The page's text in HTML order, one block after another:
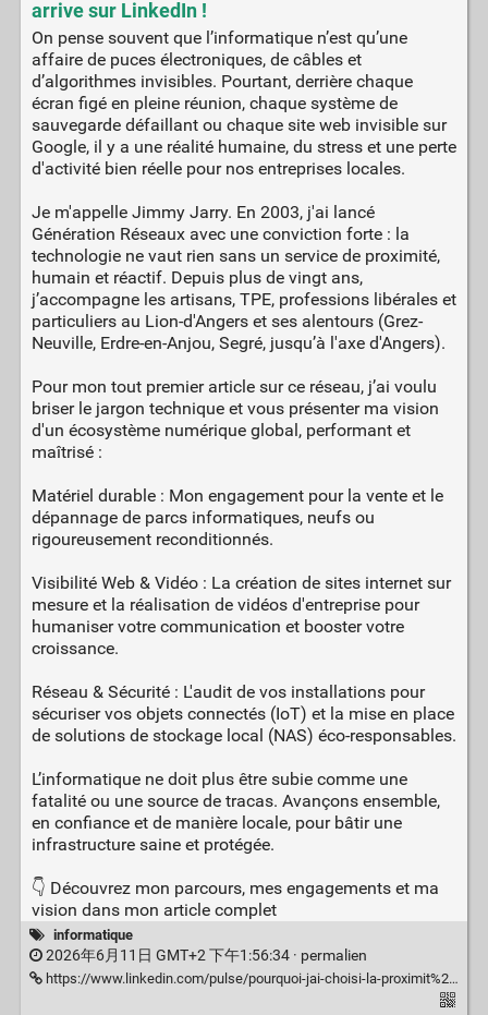
arrive sur LinkedIn !
On pense souvent que l’informatique n’est qu’une
affaire de puces électroniques, de câbles et
d’algorithmes invisibles. Pourtant, derrière chaque
écran figé en pleine réunion, chaque système de
sauvegarde défaillant ou chaque site web invisible sur
Google, il y a une réalité humaine, du stress et une perte
d'activité bien réelle pour nos entreprises locales.
Je m'appelle Jimmy Jarry. En 2003, j'ai lancé
Génération Réseaux avec une conviction forte : la
technologie ne vaut rien sans un service de proximité,
humain et réactif. Depuis plus de vingt ans,
j’accompagne les artisans, TPE, professions libérales et
particuliers au Lion-d'Angers et ses alentours (Grez-
Neuville, Erdre-en-Anjou, Segré, jusqu’à l'axe d'Angers).
Pour mon tout premier article sur ce réseau, j’ai voulu
briser le jargon technique et vous présenter ma vision
d'un écosystème numérique global, performant et
maîtrisé :
Matériel durable : Mon engagement pour la vente et le
dépannage de parcs informatiques, neufs ou
rigoureusement reconditionnés.
Visibilité Web & Vidéo : La création de sites internet sur
mesure et la réalisation de vidéos d'entreprise pour
humaniser votre communication et booster votre
croissance.
Réseau & Sécurité : L'audit de vos installations pour
sécuriser vos objets connectés (IoT) et la mise en place
de solutions de stockage local (NAS) éco-responsables.
L’informatique ne doit plus être subie comme une
fatalité ou une source de tracas. Avançons ensemble,
en confiance et de manière locale, pour bâtir une
infrastructure saine et protégée.
👇 Découvrez mon parcours, mes engagements et ma
vision dans mon article complet
informatique
2026年6月11日 GMT+2 下午1:56:34 · permalien
https://www.linkedin.com/pulse/pourquoi-jai-choisi-la-proximit%25C3%25A9-pour-accompagner-votre-jimmy-jarry-wk0ze